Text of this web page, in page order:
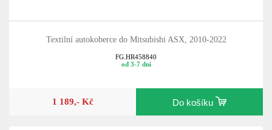
Textilní autokoberce do Mitsubishi ASX, 2010-2022
FG.HR458840
od 3-7 dní
1 189,- Kč Do košíku